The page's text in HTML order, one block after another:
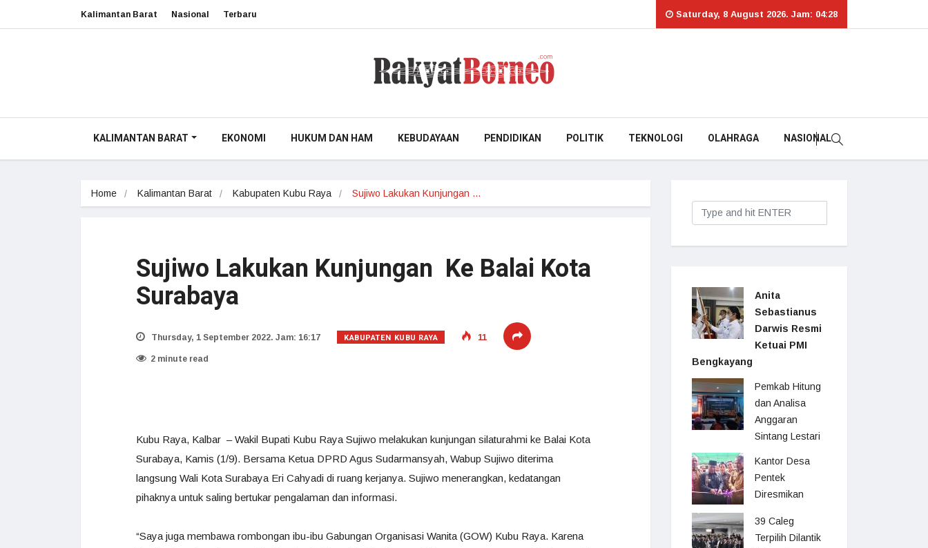
Kalimantan Barat Nasional Terbaru Saturday, 8 August 2026. Jam: 04:28
KALIMANTAN BARAT EKONOMI HUKUM DAN HAM KEBUDAYAAN PENDIDIKAN POLITIK TEKNOLOGI OLAHRAGA NASIONAL
Home Kalimantan Barat Kabupaten Kubu Raya Sujiwo Lakukan Kunjungan …
Sujiwo Lakukan Kunjungan Ke Balai Kota
Surabaya
Thursday, 1 September 2022. Jam: 16:17 KABUPATEN KUBU RAYA 11
2 minute read
Kubu Raya, Kalbar – Wakil Bupati Kubu Raya Sujiwo melakukan kunjungan silaturahmi ke Balai Kota
Surabaya, Kamis (1/9). Bersama Ketua DPRD Agus Sudarmansyah, Wabup Sujiwo diterima
langsung Wali Kota Surabaya Eri Cahyadi di ruang kerjanya. Sujiwo menerangkan, kedatangan
pihaknya untuk saling bertukar pengalaman dan informasi.
“Saya juga membawa rombongan ibu-ibu Gabungan Organisasi Wanita (GOW) Kubu Raya. Karena
Anita
Sebastianus
Darwis Resmi
Ketuai PMI
Bengkayang
Pemkab Hitung
dan Analisa
Anggaran
Sintang Lestari
Kantor Desa
Pentek
Diresmikan
39 Caleg
Terpilih Dilantik